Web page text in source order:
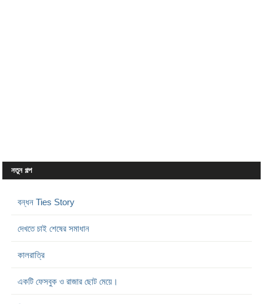
নতুন গল্প
বন্ধন Ties Story
দেখতে চাই শেষের সমাধান
কালরাত্রি
একটি ফেসবুক ও রাজার ছোট মেয়ে।